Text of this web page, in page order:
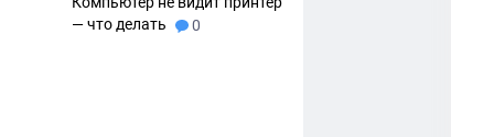
— что делать
0